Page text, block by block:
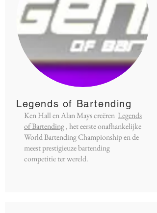
Legends of Bartending
Ken Hall en Alan Mays creëren Legends
of Bartending, het eerste onafhankelijke
World Bartending Championship en de
meest prestigieuze bartending
competitie ter wereld.